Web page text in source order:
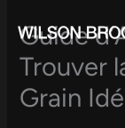
content
Guide
Trouver
Grain